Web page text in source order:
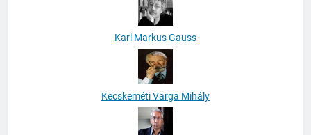
Karl Markus Gauss
Kecskeméti Varga Mihály